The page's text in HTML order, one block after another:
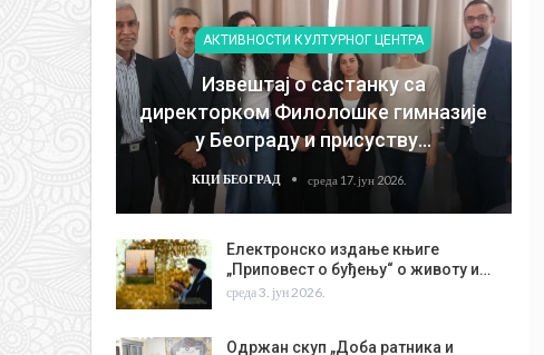
АКТИВНОСТИ КУЛТУРНОГ ЦЕНТРА
Извештај о састанку са
директорком Филолошке гимназије
у Београду и присуству…
КЦИ БЕОГРАД среда 17. јун 2026.
Електронско издање књиге
„Приповест о буђењу“ о животу и…
среда 3. јун 2026.
Одржан скуп „Доба ратника и